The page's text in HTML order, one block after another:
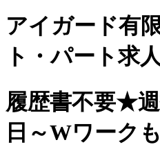
アイガード有
ト・パート求
履歴書不要★
日～Wワーク